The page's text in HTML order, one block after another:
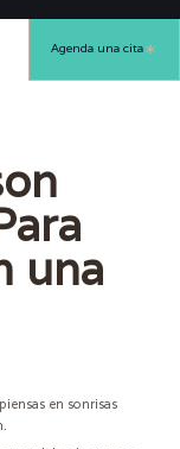
Agenda una cita
una
en sonrisas